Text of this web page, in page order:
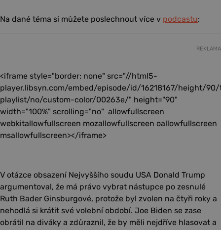
Na dané téma si můžete poslechnout více v podcastu:
REKLAMA
<iframe style="border: none" src="//html5-
player.libsyn.com/embed/episode/id/16218167/height/
playlist/no/custom-color/00263e/" height="90"
width="100%" scrolling="no" allowfullscreen
webkitallowfullscreen mozallowfullscreen oallowfullscreen
msallowfullscreen></iframe>
V otázce obsazení Nejvyššího soudu USA Donald Trump
argumentoval, že má právo vybrat nástupce po zesnulé
Ruth Bader Ginsburgové, protože byl zvolen na čtyři roky a
nehodlá si krátit své volební období. Joe Biden se zase
obrátil na diváky a zdůraznil, že by měli nejdříve hlasovat a